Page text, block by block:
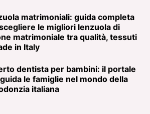
matrimoniali: guida completa
le migliori lenzuola di
matrimoniale tra qualità, tessuti
in Italy
dentista per bambini: il portale
le famiglie nel mondo della
italiana